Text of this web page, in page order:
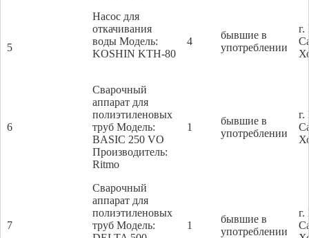
5
Насос для
откачивания
воды Модель:
KOSHIN KTH-80
4
бывшие в
употреблении
6
Сварочный
аппарат для
полиэтиленовых
труб Модель:
BASIC 250 VO
Производитель:
Ritmo
1
бывшие в
употреблении
7
Сварочный
аппарат для
полиэтиленовых
труб Модель:
1
бывшие в
употреблении